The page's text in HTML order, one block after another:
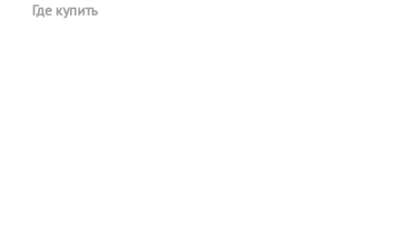
Где купить